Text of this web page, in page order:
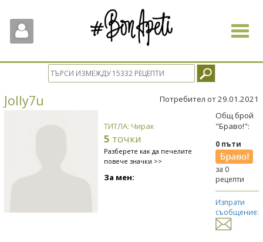
Toggle
Jolly7u Потребител от 29.01.2021
ТИТЛА: Чирак
5 точки
Разберете как да печелите
повече значки >>
За мен:
Общ брой
"Браво!":
0 пъти
за 0
рецепти
Изпрати
съобщение: